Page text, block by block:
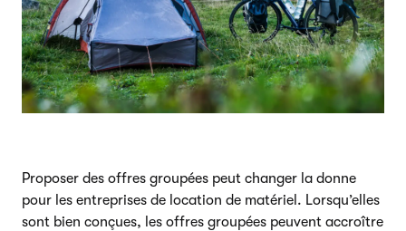
Proposer des offres groupées peut changer la donne
pour les entreprises de location de matériel. Lorsqu’elles
sont bien conçues, les offres groupées peuvent accroître